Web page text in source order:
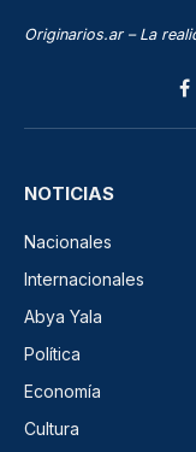
Originarios.ar – La
NOTICIAS
Nacionales
Internacionales
Abya Yala
Política
Economía
Cultura